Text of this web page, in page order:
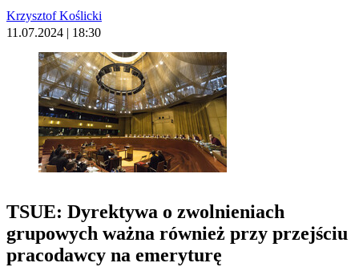
Krzysztof Koślicki
11.07.2024 | 18:30
TSUE: Dyrektywa o zwolnieniach
grupowych ważna również przy przejściu
pracodawcy na emeryturę